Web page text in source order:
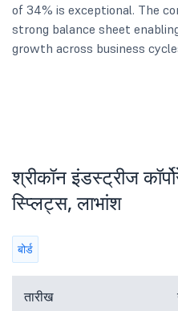
of 34% is exceptional. The
strong balance sheet
growth across business
श्रीकॉन इंडस्ट्रीज
स्प्लिट्स, लाभांश
बोर्ड
तारीख